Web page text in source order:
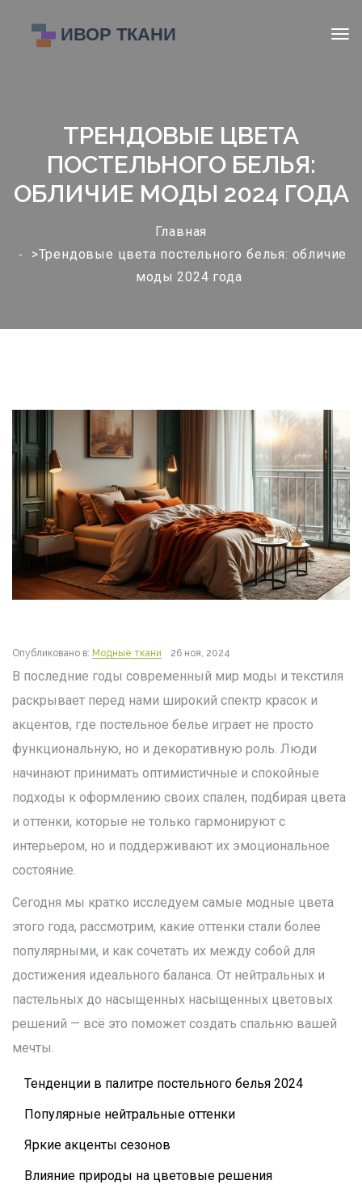
ТРЕНДОВЫЕ ЦВЕТА
ПОСТЕЛЬНОГО БЕЛЬЯ:
ОБЛИЧИЕ МОДЫ 2024 ГОДА
Главная
>Трендовые цвета постельного белья: обличие
моды 2024 года
Опубликовано в: Модные ткани 26 ноя, 2024
В последние годы современный мир моды и текстиля
раскрывает перед нами широкий спектр красок и
акцентов, где постельное белье играет не просто
функциональную, но и декоративную роль. Люди
начинают принимать оптимистичные и спокойные
подходы к оформлению своих спален, подбирая цвета
и оттенки, которые не только гармонируют с
интерьером, но и поддерживают их эмоциональное
состояние.
Сегодня мы кратко исследуем самые модные цвета
этого года, рассмотрим, какие оттенки стали более
популярными, и как сочетать их между собой для
достижения идеального баланса. От нейтральных и
пастельных до насыщенных насыщенных цветовых
решений — всё это поможет создать спальню вашей
мечты.
Тенденции в палитре постельного белья 2024
Популярные нейтральные оттенки
Яркие акценты сезонов
Влияние природы на цветовые решения